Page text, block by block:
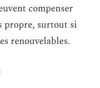
compenser
propre, surtout si
renouvelables.